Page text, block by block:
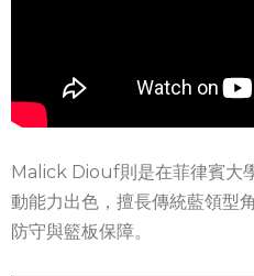
Malick Diouf則是在菲律賓大
動能力出色，擅長傳統藍領型
防守與籃板保障。